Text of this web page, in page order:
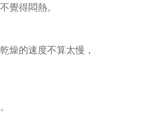
覺得悶熱。
燥的速度不算太慢，